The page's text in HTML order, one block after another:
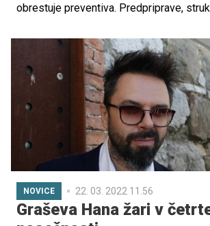
obrestuje preventiva. Predpriprave,
NOVICE 22. 03. 2022 11.56
Graševa Hana žari v